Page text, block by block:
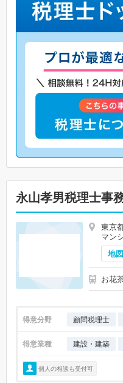
永山孝男税理士事
東京
マン
地図
お花
得意分野 顧問税理士
得意業種 建設・建築
個人の相談も受付可